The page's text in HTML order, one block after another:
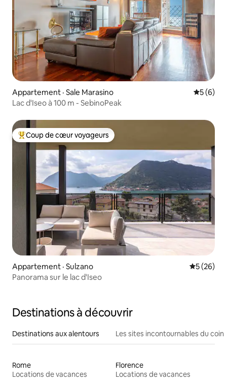
Appartement · Sale Marasino Note
5 (6)
Lac d'Iseo à 100 m - SebinoPeak
Coup de cœur voyageurs parmi les plus aimés
Coup de cœur voyageurs
Appartement · Sulzano Note
5 (26)
Panorama sur le lac d'Iseo
Destinations à découvrir
Destinations aux alentours Les sites incontournables du coin
Rome
Locations de vacances
Florence
Locations de vacances